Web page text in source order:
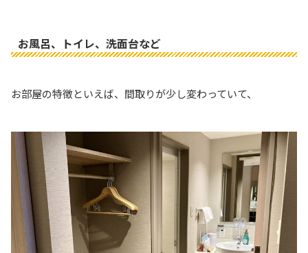
お風呂、トイレ、洗面台など
お部屋の特徴といえば、間取りが少し変わっていて、